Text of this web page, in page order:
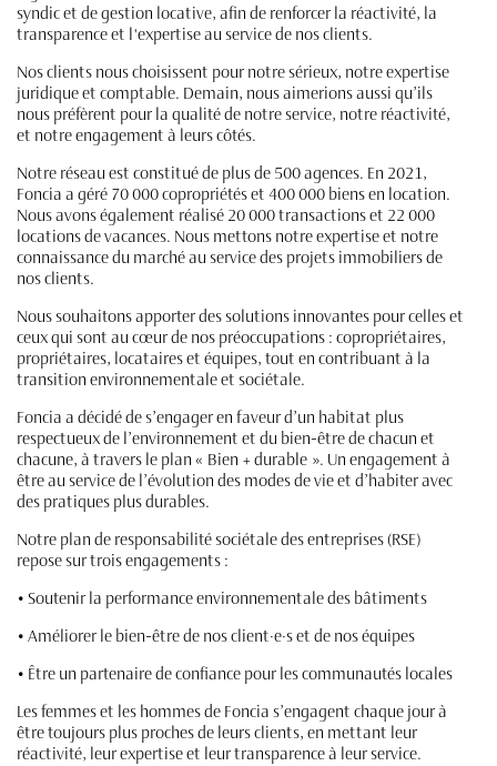
syndic et de gestion locative, afin de renforcer la réactivité, la
transparence et l'expertise au service de nos clients.
Nos clients nous choisissent pour notre sérieux, notre expertise
juridique et comptable. Demain, nous aimerions aussi qu’ils
nous préfèrent pour la qualité de notre service, notre réactivité,
et notre engagement à leurs côtés.
Notre réseau est constitué de plus de 500 agences. En 2021,
Foncia a géré 70 000 copropriétés et 400 000 biens en location.
Nous avons également réalisé 20 000 transactions et 22 000
locations de vacances. Nous mettons notre expertise et notre
connaissance du marché au service des projets immobiliers de
nos clients.
Nous souhaitons apporter des solutions innovantes pour celles et
ceux qui sont au cœur de nos préoccupations : copropriétaires,
propriétaires, locataires et équipes, tout en contribuant à la
transition environnementale et sociétale.
Foncia a décidé de s’engager en faveur d’un habitat plus
respectueux de l’environnement et du bien-être de chacun et
chacune, à travers le plan « Bien + durable ». Un engagement à
être au service de l’évolution des modes de vie et d’habiter avec
des pratiques plus durables.
Notre plan de responsabilité sociétale des entreprises (RSE)
repose sur trois engagements :
• Soutenir la performance environnementale des bâtiments
• Améliorer le bien-être de nos client·e·s et de nos équipes
• Être un partenaire de confiance pour les communautés locales
Les femmes et les hommes de Foncia s’engagent chaque jour à
être toujours plus proches de leurs clients, en mettant leur
réactivité, leur expertise et leur transparence à leur service.